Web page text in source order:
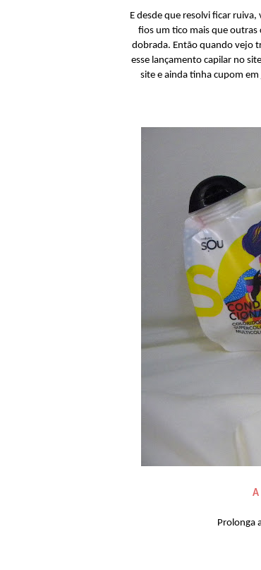
E desde que resolvi ficar
fios um tico mais que outras
dobrada. Então quando vejo
esse lançamento capilar no
site e ainda tinha cupom
A
Prolonga